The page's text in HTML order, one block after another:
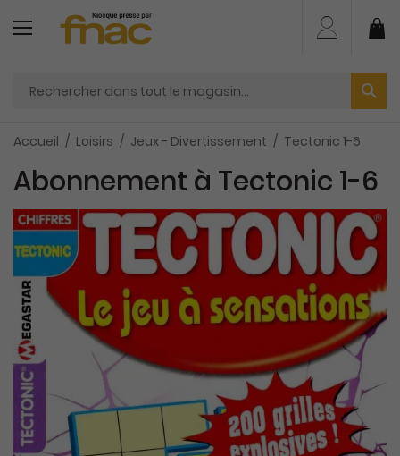
contenu
Accueil Loisirs Jeux - Divertissement Tectonic 1-6
Abonnement à Tectonic 1-6